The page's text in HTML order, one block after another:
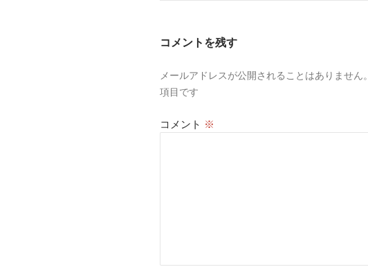
コメントを残す
メールアドレスが公開されることはありません。
項目です
コメント ※